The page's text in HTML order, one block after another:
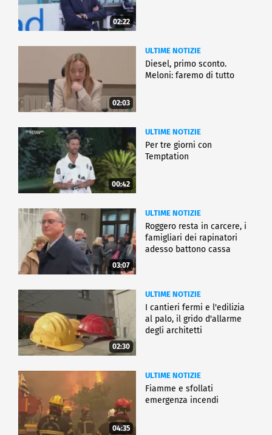
02:22
02:03
ULTIME NOTIZIE
Diesel, primo sconto.
Meloni: faremo di tutto
00:42
ULTIME NOTIZIE
Per tre giorni con
Temptation
03:07
ULTIME NOTIZIE
Roggero resta in carcere, i
famigliari dei rapinatori
adesso battono cassa
02:30
ULTIME NOTIZIE
I cantieri fermi e l'edilizia
al palo, il grido d'allarme
degli architetti
04:35
ULTIME NOTIZIE
Fiamme e sfollati
emergenza incendi